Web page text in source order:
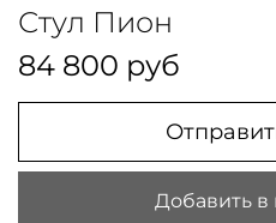
Стул Пион
84 800 руб
Добавить в